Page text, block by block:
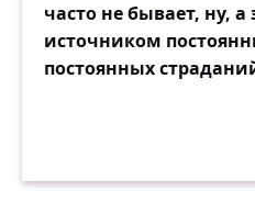
часто не бывает, ну, а
источником
постоянных